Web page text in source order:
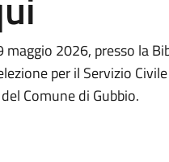
2026, presso la
per il Servizio
Comune di Gubbio.